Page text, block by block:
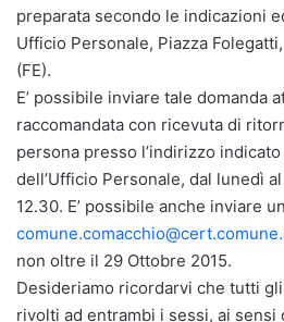
preparata secondo le indicazioni
Ufficio Personale, Piazza
(FE).
E’ possibile inviare tale domanda
raccomandata con ricevuta di
persona presso l’indirizzo
dell’Ufficio Personale, dal lunedì
12.30. E’ possibile anche inviare
non oltre il 29 Ottobre 2015.
Desideriamo ricordarvi che tutti
rivolti ad entrambi i sessi, ai